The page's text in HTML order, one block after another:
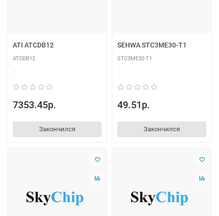
ATI ATCDB12
ATCDB12
7353.45р.
Закончился
SEHWA STC3ME30-T1
STC3ME30-T1
49.51р.
Закончился